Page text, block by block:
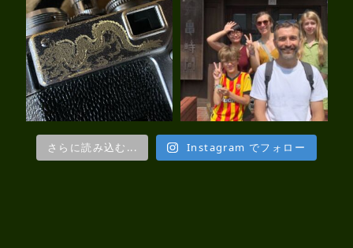
さらに読み込む... Instagram でフォロー